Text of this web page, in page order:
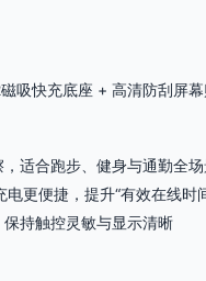
吸快充底座 + 高清防刮屏幕
适合跑步、健身与通勤全
更便捷，提升“有效在线时
持触控灵敏与显示清晰